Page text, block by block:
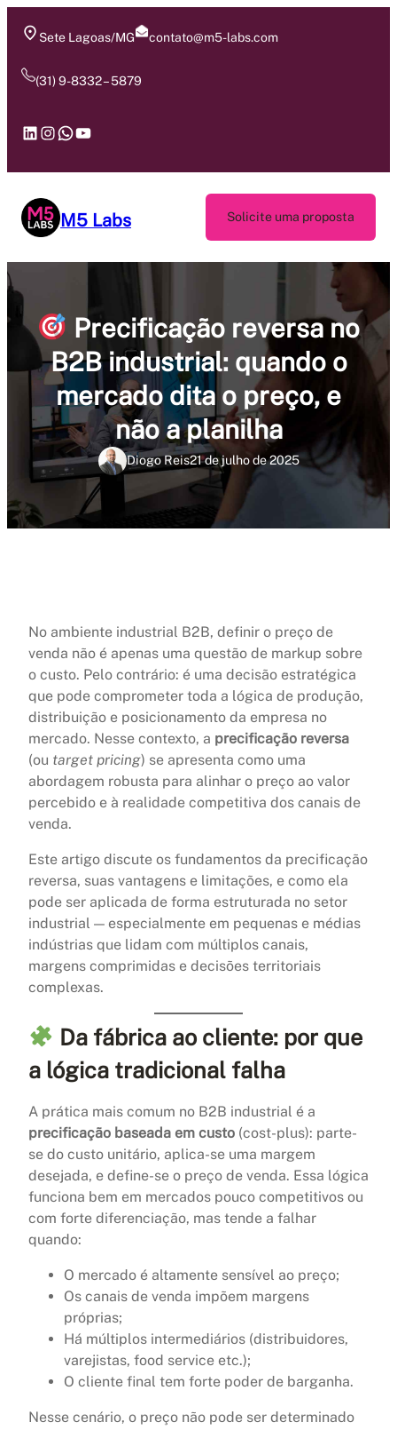
para
conteúdo
Sete Lagoas/MG contato@m5-labs.com
(31) 9-8332 – 5879
LinkedIn
Instagram
WhatsApp
Youtube
M5 Labs Solicite uma proposta
Precificação reversa no
B2B industrial: quando o
mercado dita o preço, e
não a planilha
Diogo Reis21 de julho de 2025
No ambiente industrial B2B, definir o preço de
venda não é apenas uma questão de markup sobre
o custo. Pelo contrário: é uma decisão estratégica
que pode comprometer toda a lógica de produção,
distribuição e posicionamento da empresa no
mercado. Nesse contexto, a precificação reversa
(ou target pricing) se apresenta como uma
abordagem robusta para alinhar o preço ao valor
percebido e à realidade competitiva dos canais de
venda.
Este artigo discute os fundamentos da precificação
reversa, suas vantagens e limitações, e como ela
pode ser aplicada de forma estruturada no setor
industrial — especialmente em pequenas e médias
indústrias que lidam com múltiplos canais,
margens comprimidas e decisões territoriais
complexas.
Da fábrica ao cliente: por que
a lógica tradicional falha
A prática mais comum no B2B industrial é a
precificação baseada em custo (cost-plus): parte-
se do custo unitário, aplica-se uma margem
desejada, e define-se o preço de venda. Essa lógica
funciona bem em mercados pouco competitivos ou
com forte diferenciação, mas tende a falhar
quando:
O mercado é altamente sensível ao preço;
Os canais de venda impõem margens
próprias;
Há múltiplos intermediários (distribuidores,
varejistas, food service etc.);
O cliente final tem forte poder de barganha.
Nesse cenário, o preço não pode ser determinado